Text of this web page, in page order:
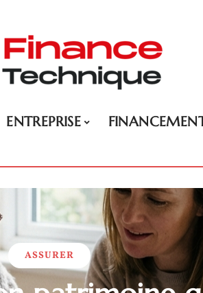
ENTREPRISE
ASSURER